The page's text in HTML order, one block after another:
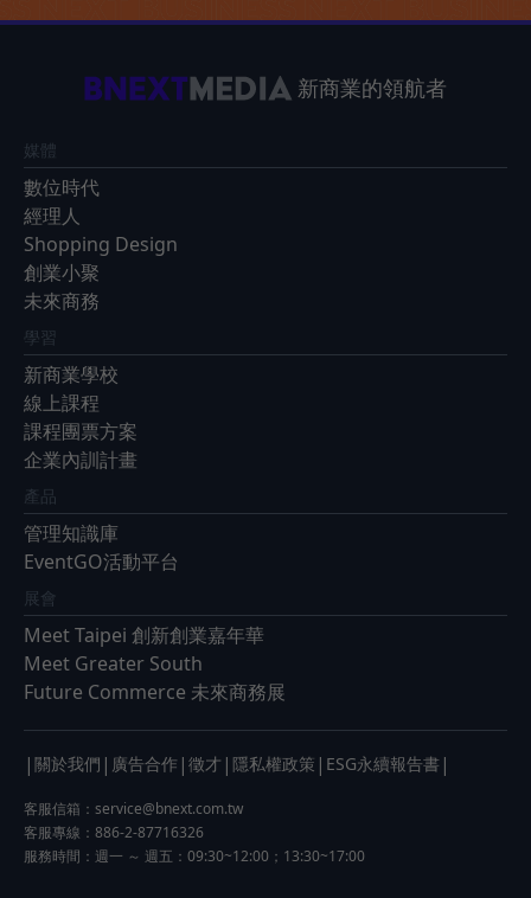
新商業的領航者
媒體
數位時代
經理人
Shopping Design
創業小聚
未來商務
學習
新商業學校
線上課程
課程團票方案
企業內訓計畫
產品
管理知識庫
EventGO活動平台
展會
Meet Taipei 創新創業嘉年華
Meet Greater South
Future Commerce 未來商務展
| 關於我們 | 廣告合作 | 徵才 | 隱私權政策 | ESG永續報告書 |
客服信箱： service@bnext.com.tw
客服專線：886-2-87716326
服務時間：週一 ～ 週五：09:30~12:00；13:30~17:00